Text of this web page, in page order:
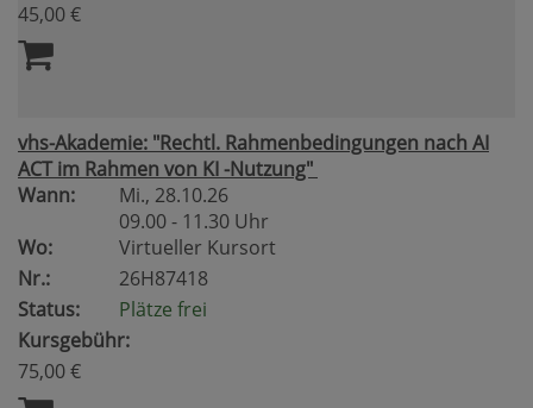
45,00 €
vhs-Akademie: "Rechtl. Rahmenbedingungen nach AI
ACT im Rahmen von KI -Nutzung"
Wann:
Mi., 28.10.26
09.00 - 11.30 Uhr
Wo:
Virtueller Kursort
Nr.:
26H87418
Status:
Plätze frei
Kursgebühr:
75,00 €